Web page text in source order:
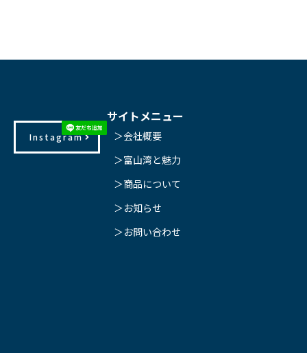
Instagram
サイトメニュー
＞会社概要
＞富山湾と魅力
＞商品について
＞お知らせ
＞お問い合わせ